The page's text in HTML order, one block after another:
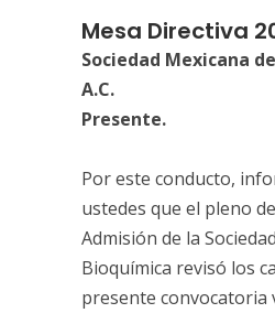
Mesa Directiva
Sociedad Mexicana
A.C.
Presente.
Por este conducto,
ustedes que el pleno
Admisión de la
Bioquímica revisó los
presente convocatoria